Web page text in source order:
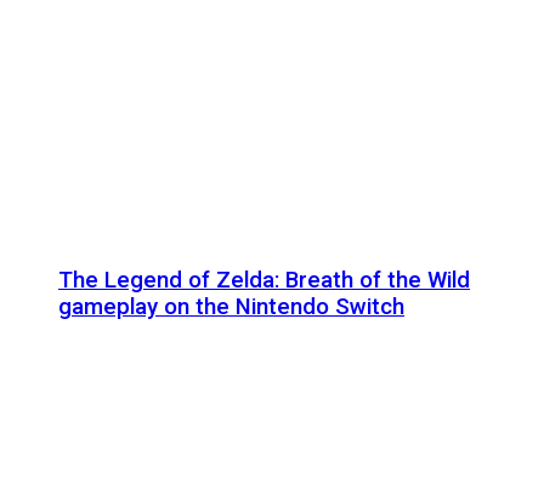
The Legend of Zelda: Breath of the Wild
gameplay on the Nintendo Switch